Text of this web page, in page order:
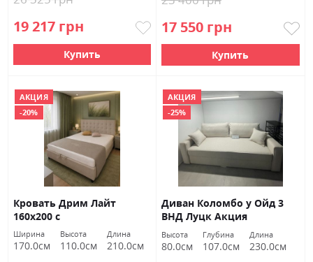
19 217 грн
Купить
17 550 грн
Купить
АКЦИЯ
-20%
Кровать Дрим Лайт
160х200 с
ортопедическим
матрасом и газовым
Ширина
170.0см
Высота
110.0см
Длина
210.0см
АКЦИЯ
-25%
Диван Коломбо у Ойд 3
ВНД Луцк Акция
Высота
80.0см
Глубина
107.0см
Длина
230.0см